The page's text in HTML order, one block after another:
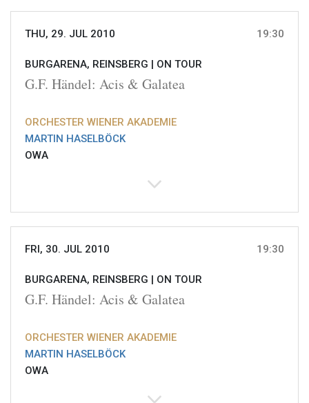
THU, 29. JUL 2010 19:30
BURGARENA, REINSBERG | ON TOUR
G.F. Händel: Acis & Galatea
ORCHESTER WIENER AKADEMIE
MARTIN HASELBÖCK
OWA
FRI, 30. JUL 2010 19:30
BURGARENA, REINSBERG | ON TOUR
G.F. Händel: Acis & Galatea
ORCHESTER WIENER AKADEMIE
MARTIN HASELBÖCK
OWA